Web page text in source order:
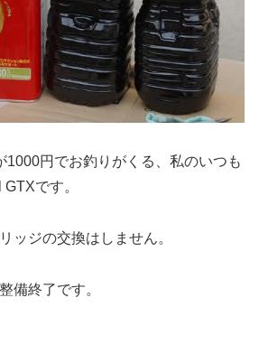
1000円でお釣りがくる、私のいつも
です。
ッジの交換はしません。
備終了です。